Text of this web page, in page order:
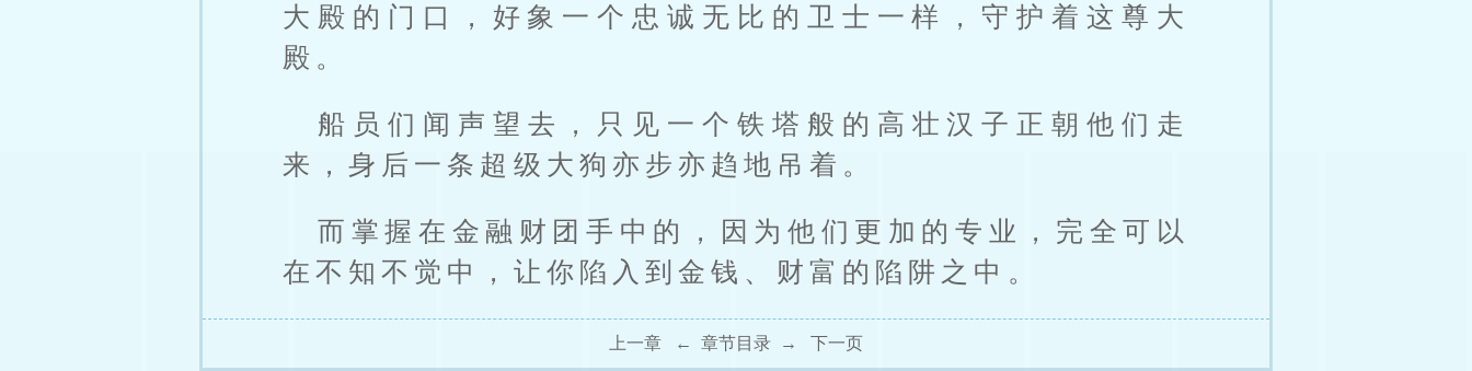
大殿的门口，好象一个忠诚无比的卫士一样，守护着这尊大
殿。
船员们闻声望去，只见一个铁塔般的高壮汉子正朝他们走
来，身后一条超级大狗亦步亦趋地吊着。
而掌握在金融财团手中的，因为他们更加的专业，完全可以
在不知不觉中，让你陷入到金钱、财富的陷阱之中。
上一章 ← 章节目录 → 下一页